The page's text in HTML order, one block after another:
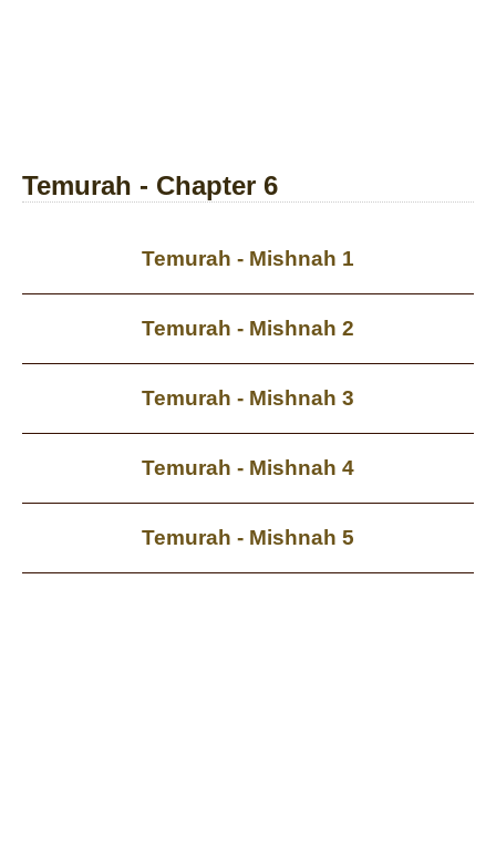
Temurah - Chapter 6
Temurah - Mishnah 1
Temurah - Mishnah 2
Temurah - Mishnah 3
Temurah - Mishnah 4
Temurah - Mishnah 5